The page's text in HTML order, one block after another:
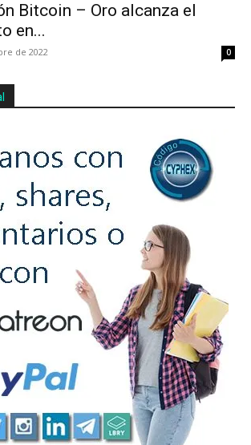
Bitcoin – Oro alcanza el
en...
de 2022 0